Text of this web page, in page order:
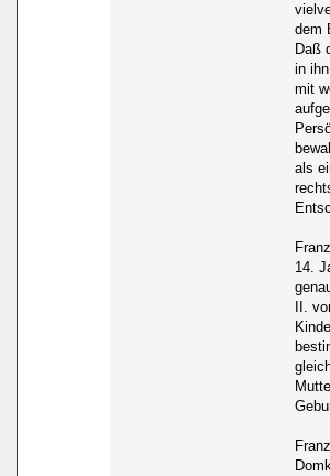
dem
Daß
in
mit
als
14.
II.